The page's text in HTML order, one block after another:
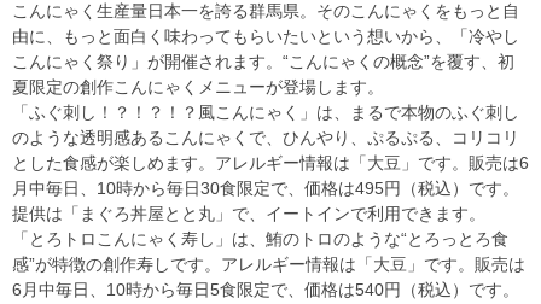
こんにゃく生産量日本一を誇る群馬県。そのこんにゃくをもっと自
由に、もっと面白く味わってもらいたいという想いから、「冷やし
こんにゃく祭り」が開催されます。“こんにゃくの概念”を覆す、初
夏限定の創作こんにゃくメニューが登場します。
「ふぐ刺し！？！？！？風こんにゃく」は、まるで本物のふぐ刺し
のような透明感あるこんにゃくで、ひんやり、ぷるぷる、コリコリ
とした食感が楽しめます。アレルギー情報は「大豆」です。販売は6
月中毎日、10時から毎日30食限定で、価格は495円（税込）です。
提供は「まぐろ丼屋とと丸」で、イートインで利用できます。
「とろトロこんにゃく寿し」は、鮪のトロのような“とろっとろ食
感”が特徴の創作寿しです。アレルギー情報は「大豆」です。販売は
6月中毎日、10時から毎日5食限定で、価格は540円（税込）です。